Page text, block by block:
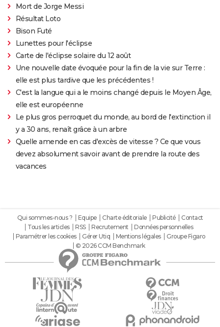
Mort de Jorge Messi
Résultat Loto
Bison Futé
Lunettes pour l'éclipse
Carte de l'éclipse solaire du 12 août
Une nouvelle date évoquée pour la fin de la vie sur Terre :
elle est plus tardive que les précédentes !
C'est la langue qui a le moins changé depuis le Moyen Âge,
elle est européenne
Le plus gros perroquet du monde, au bord de l'extinction il
y a 30 ans, renaît grâce à un arbre
Quelle amende en cas d'excès de vitesse ? Ce que vous
devez absolument savoir avant de prendre la route des
vacances
Qui sommes-nous ? Equipe Charte éditoriale Publicité
Contact
Tous les articles
RSS Recrutement
Données personnelles
Paramétrer les cookies
Gérer Utiq Mentions légales
Groupe Figaro
© 2026 CCM Benchmark